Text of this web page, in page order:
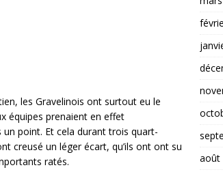
les Gravelinois ont surtout eu le
équipes prenaient en effet
point. Et cela durant trois quart-
creusé un léger écart, qu’ils ont ont su
ratés.
août